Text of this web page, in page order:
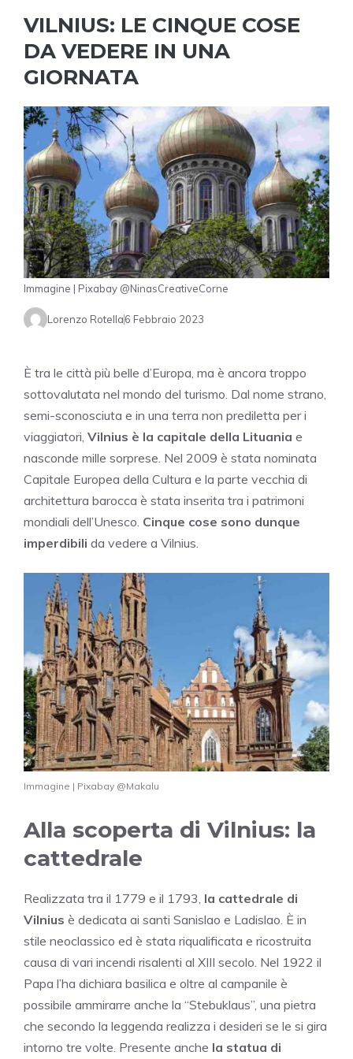
VILNIUS: LE CINQUE COSE
DA VEDERE IN UNA
GIORNATA
Immagine | Pixabay @NinasCreativeCorne
Lorenzo Rotella6 Febbraio 2023
È tra le città più belle d’Europa, ma è ancora troppo
sottovalutata nel mondo del turismo. Dal nome strano,
semi-sconosciuta e in una terra non prediletta per i
viaggiatori, Vilnius è la capitale della Lituania e
nasconde mille sorprese. Nel 2009 è stata nominata
Capitale Europea della Cultura e la parte vecchia di
architettura barocca è stata inserita tra i patrimoni
mondiali dell’Unesco. Cinque cose sono dunque
imperdibili da vedere a Vilnius.
Immagine | Pixabay @Makalu
Alla scoperta di Vilnius: la
cattedrale
Realizzata tra il 1779 e il 1793, la cattedrale di
Vilnius è dedicata ai santi Sanislao e Ladislao. È in
stile neoclassico ed è stata riqualificata e ricostruita
causa di vari incendi risalenti al XIII secolo. Nel 1922 il
Papa l’ha dichiara basilica e oltre al campanile è
possibile ammirarre anche la “Stebuklaus”, una pietra
che secondo la leggenda realizza i desideri se le si gira
intorno tre volte. Presente anche la statua di